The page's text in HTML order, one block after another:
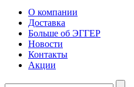
О компании
Доставка
Больше об ЭГГЕР
Новости
Контакты
Акции